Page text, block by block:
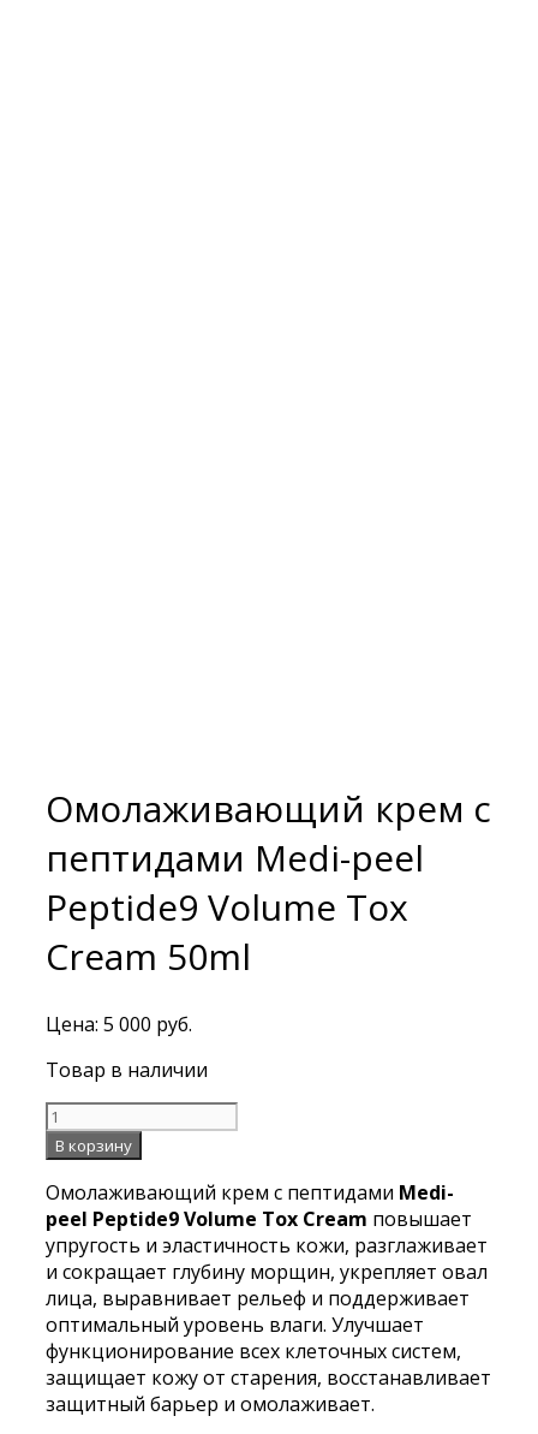
Омолаживающий крем с
пептидами Medi-peel
Peptide9 Volume Tox
Cream 50ml
Цена: 5 000 руб.
Товар в наличии
Количество
Омолаживающий
крем
с
пептидами
Medi-
peel
Peptide9
Volume
Tox
Cream
50ml
В корзину
Омолаживающий крем с пептидами Medi-
peel Peptide9 Volume Tox Cream повышает
упругость и эластичность кожи, разглаживает
и сокращает глубину морщин, укрепляет овал
лица, выравнивает рельеф и поддерживает
оптимальный уровень влаги. Улучшает
функционирование всех клеточных систем,
защищает кожу от старения, восстанавливает
защитный барьер и омолаживает.